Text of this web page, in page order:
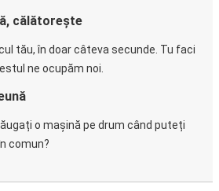
călătorește
tău, în doar câteva secunde. Tu faci
ne ocupăm noi.
o mașină pe drum când puteți
comun?